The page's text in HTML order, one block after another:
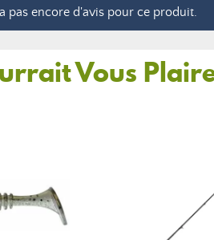
pas encore d'avis pour ce produit.
Vous